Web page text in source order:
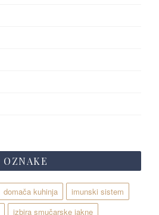
OZNAKE
domača kuhinja
imunski sistem
izbira smučarske jakne